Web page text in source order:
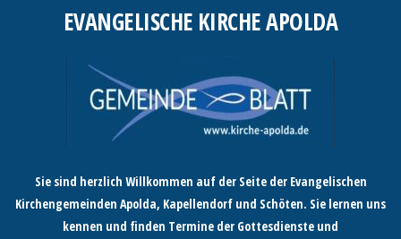
EVANGELISCHE KIRCHE APOLDA
Sie sind herzlich Willkommen auf der Seite der Evangelischen
Kirchengemeinden Apolda, Kapellendorf und Schöten. Sie lernen uns
kennen und finden Termine der Gottesdienste und